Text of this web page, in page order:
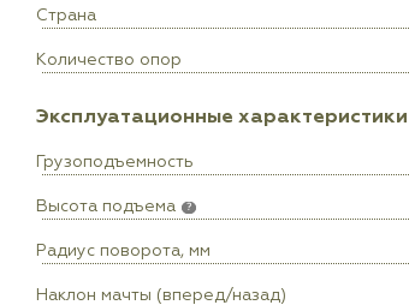
Страна
Количество опор
Эксплуатационные характеристики
Грузоподъемность
Высота подъема ?
Радиус поворота, мм
Наклон мачты (вперед/назад)